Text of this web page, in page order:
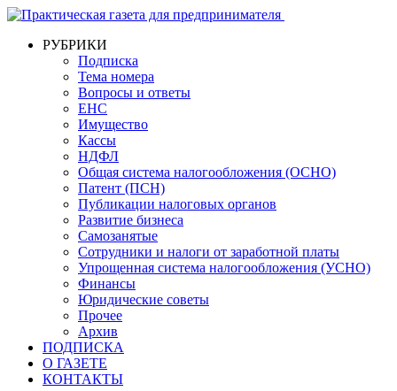
РУБРИКИ
Подписка
Тема номера
Вопросы и ответы
ЕНС
Имущество
Кассы
НДФЛ
Общая система налогообложения (ОСНО)
Патент (ПСН)
Публикации налоговых органов
Развитие бизнеса
Самозанятые
Сотрудники и налоги от заработной платы
Упрощенная система налогообложения (УСНО)
Финансы
Юридические советы
Прочее
Архив
ПОДПИСКА
О ГАЗЕТЕ
КОНТАКТЫ